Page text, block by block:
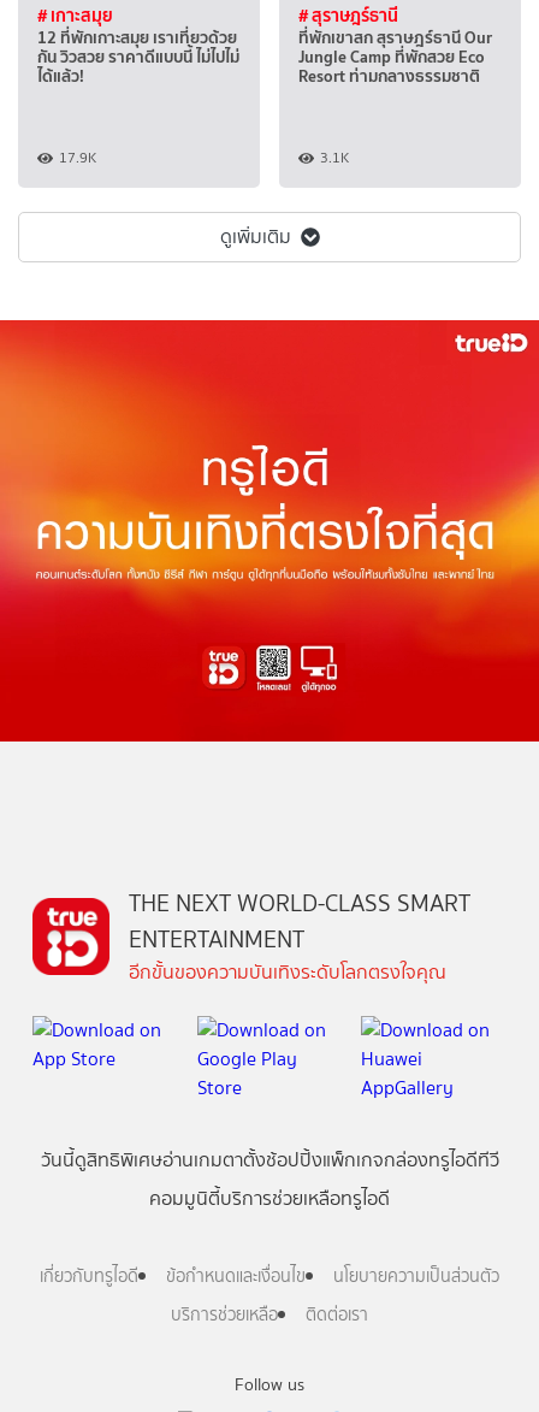
# เกาะสมุย
12 ที่พักเกาะสมุย เราเที่ยวด้วย
กัน วิวสวย ราคาดีแบบนี้ ไม่ไปไม่
ได้แล้ว!
17.9K
# สุราษฎร์ธานี
ที่พักเขาสก สุราษฎร์ธานี Our
Jungle Camp ที่พักสวย Eco
Resort ท่ามกลางธรรมชาติ
3.1K
ดูเพิ่มเติม
Follow us
THE NEXT WORLD-CLASS SMART
ENTERTAINMENT
อีกขั้นของความบันเทิงระดับโลกตรงใจคุณ
วันนี้ดูสิทธิพิเศษอ่านเกมตาตั้งช้อปปิ้งแพ็กเกจกล่องทรูไอดีทีวี
คอมมูนิตี้บริการช่วยเหลือทรูไอดี
เกี่ยวกับทรูไอดี ข้อกำหนดและเงื่อนไข
นโยบายความเป็นส่วนตัว
บริการช่วยเหลือ
ติดต่อเรา